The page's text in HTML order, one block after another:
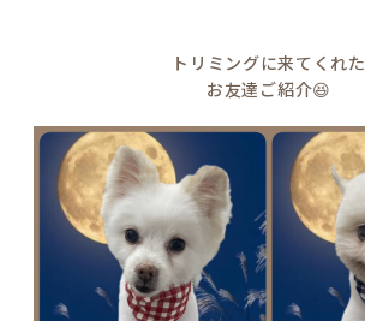
トリミングに来てくれた
お友達ご紹介😆